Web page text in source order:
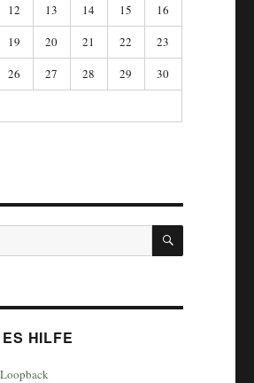
12 13 14 15
16
19 20 21 22
23
26 27 28 29
30
SUCHEN
HILFE